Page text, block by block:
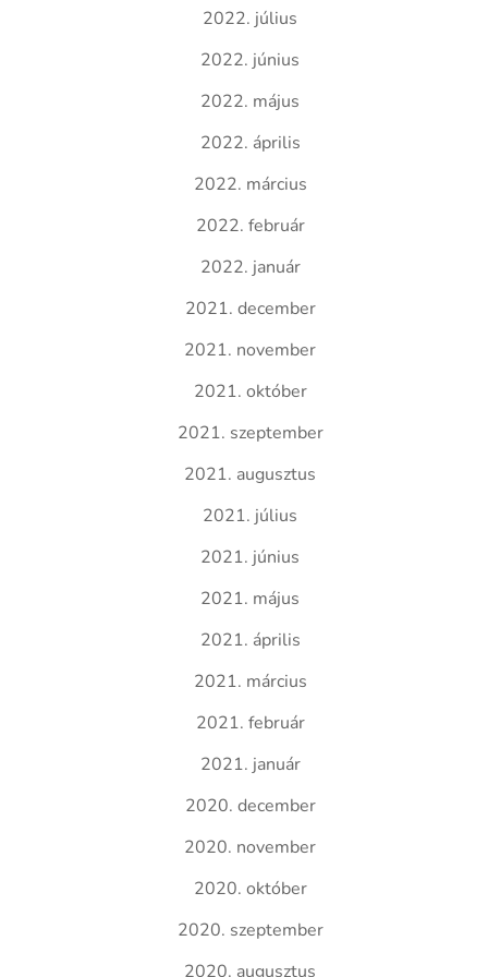
2022. július
2022. június
2022. május
2022. április
2022. március
2022. február
2022. január
2021. december
2021. november
2021. október
2021. szeptember
2021. augusztus
2021. július
2021. június
2021. május
2021. április
2021. március
2021. február
2021. január
2020. december
2020. november
2020. október
2020. szeptember
2020. augusztus